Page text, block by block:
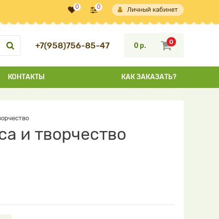
0 0 Личный кабинет
+7(958)756-85-47 0
0 р.
КОНТАКТЫ КАК ЗАКАЗАТЬ?
и творчество